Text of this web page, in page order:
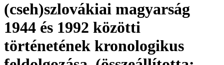
(cseh)szlovákiai magyarság
1944 és 1992 közötti
történetének kronologikus